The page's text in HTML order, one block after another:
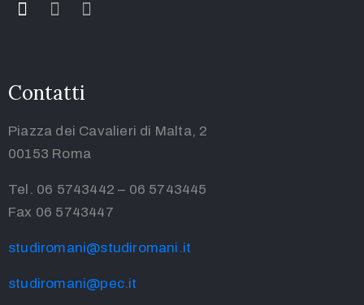
Contatti
Piazza dei Cavalieri di Malta, 2
00153 Roma
Tel. 06 5743442 – 06 5743445
Fax 06 5743447
studiromani@studiromani.it
studiromani@pec.it